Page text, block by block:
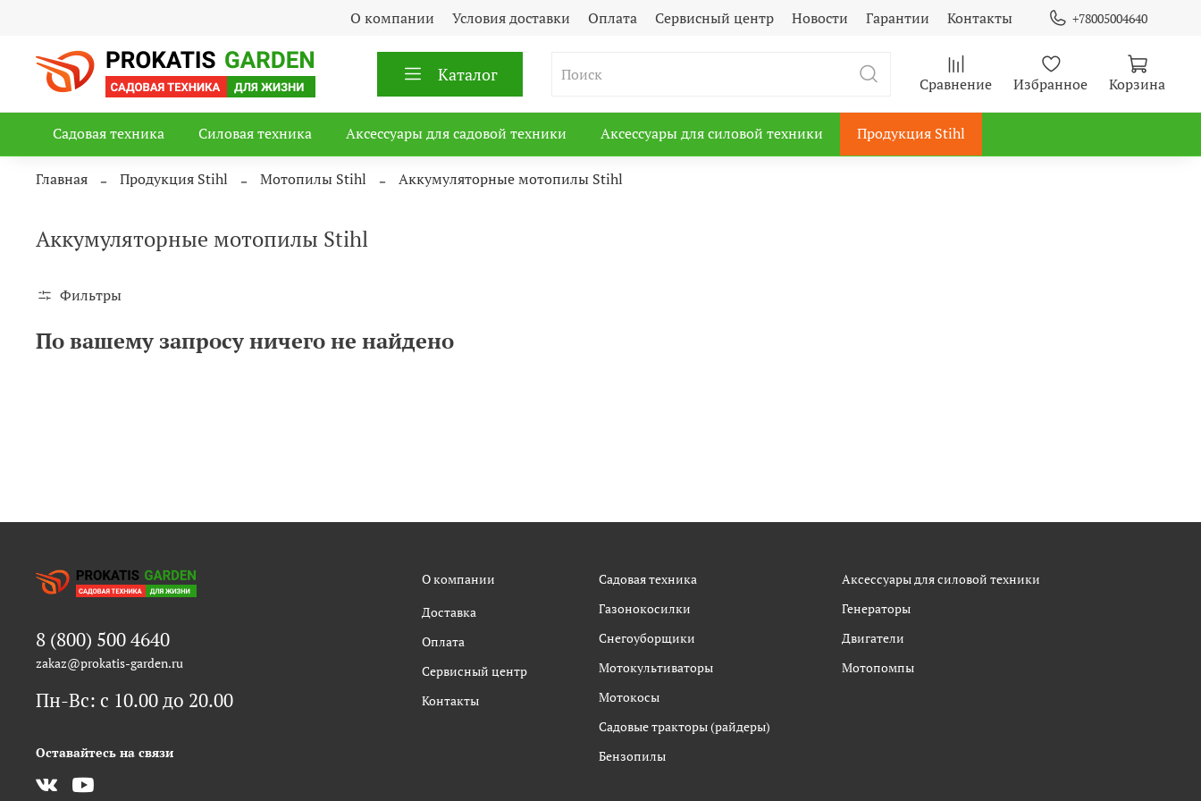
О компании Условия доставки Оплата Сервисный центр Новости Гарантии Контакты +78005004640
Каталог Сравнение Избранное Корзина
Садовая техника Силовая техника Аксессуары для садовой техники Аксессуары для силовой техники Продукция Stihl
Главная Продукция Stihl Мотопилы Stihl Аккумуляторные мотопилы Stihl
Аккумуляторные мотопилы Stihl
Фильтры
По вашему запросу ничего не найдено
О компании
Доставка
Оплата
Сервисный центр
Контакты
Садовая техника
Газонокосилки
Снегоуборщики
Мотокультиваторы
Мотокосы
Садовые тракторы (райдеры)
Бензопилы
Аксессуары для силовой техники
Генераторы
Двигатели
Мотопомпы
8 (800) 500 4640
zakaz@prokatis-garden.ru
Пн-Вс: с 10.00 до 20.00
Оставайтесь на связи